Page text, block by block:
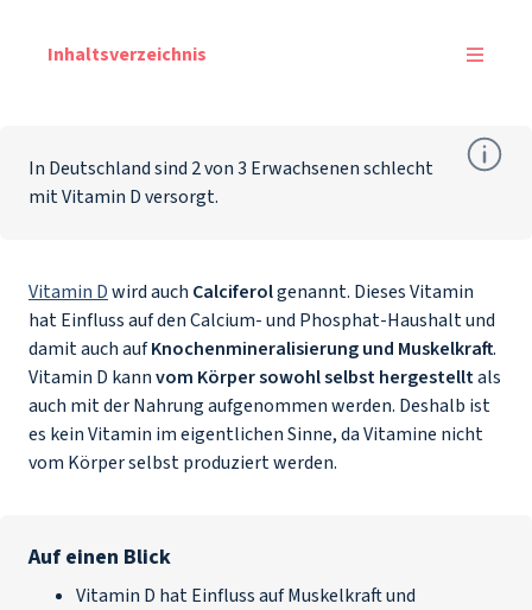
Inhaltsverzeichnis
In Deutschland sind 2 von 3 Erwachsenen schlecht
mit Vitamin D versorgt.
Vitamin Dwird auch Calciferolgenannt. Dieses Vitamin
hat Einfluss auf den Calcium- und Phosphat-Haushalt und
damit auch aufKnochenmineralisierung und Muskelkraft.
Vitamin D kannvom Körper sowohl selbst hergestelltals
auch mit der Nahrung aufgenommen werden. Deshalb ist
es kein Vitamin im eigentlichen Sinne, da Vitamine nicht
vom Körper selbst produziert werden.
Auf einen Blick
Vitamin D hat Einfluss auf Muskelkraft und